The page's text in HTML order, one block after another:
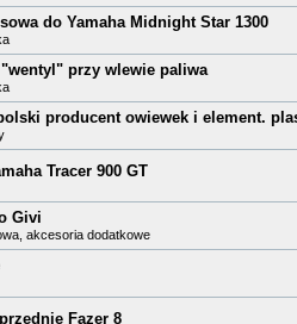
do Yamaha Midnight Star 1300
przy wlewie paliwa
producent owiewek i element.
Tracer 900 GT
Givi
akcesoria dodatkowe
Fazer 8